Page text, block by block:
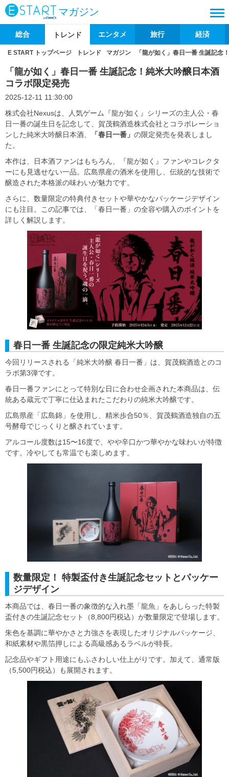
マガジン
総合 トレンド エンタメ 旅行 経済
E START トップページ トレンド マガジン 「龍が如く」春日一番 生誕記念
「龍が如く」春日一番 生誕記念！純米大吟醸日本酒
コラボ限定発売
2025-12-11 11:30:00
株式会社Nexusは、人気ゲーム『龍が如く』シリーズの主人公・春
日一番の誕生日を記念して、賀茂鶴酒造株式会社とコラボレーショ
ンした純米大吟醸日本酒、
「春日一番」 の限定発売を発表しまし
た。
本作は、日本酒ファンはもちろん、『龍が如く』ファンやコレクタ
ーにも見逃せない一品。広島県産の酒米を使用し、伝統的な技術で
醸造された本格派の味わいが魅力です。
さらに、数量限定の特典付きセットや華やかなパッケージデザイン
にも注目。この記事では、「春日一番」の全容や購入のポイントを
詳しく解説します。
春日一番 生誕記念の限定純米大吟醸
今回リリースされる「純米大吟醸 春日一番」は、賀茂鶴酒造とのコ
ラボ第3弾です。
春日一番ファンにとって特別な日に合わせ企画された本商品は、伝
統ある蔵元で丁寧に仕込まれたこだわりの純米大吟醸です。
広島県産「広島錦」を使用し、精米歩合50％、賀茂鶴酒造独自の五
号酵母でじっくりと醸されています。
アルコール度数は15〜16度で、やや辛口かつ華やかな味わいが特徴
です。冷やしても常温でも楽しめます。
数量限定！ 特製盃付き生誕記念セットとパッケー
ジデザイン
本商品では、春日一番の象徴的な入れ墨「龍魚」をあしらった特製
盃付きの生誕記念セット（8,800円税込）が数量限定で登場します。
朱色を基調に華やかさと力強さを表現したオリジナルパッケージ、
和紙素材や黒箔押しによる高級感あるラベルが特長。
記念品やギフト用途にもふさわしい仕上がりです。加えて、通常版
（5,500円税込）も展開されます。